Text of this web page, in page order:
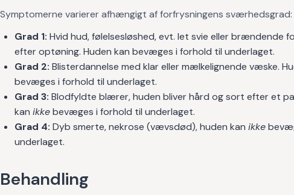
Symptomerne varierer afhængigt af forfrysningens sværhedsgrad:
Grad 1: Hvid hud, følelsesløshed, evt. let svie eller brændende
efter optøning. Huden kan bevæges i forhold til underlaget.
Grad 2: Blisterdannelse med klar eller mælkelignende væske.
bevæges i forhold til underlaget.
Grad 3: Blodfyldte blærer, huden bliver hård og sort efter et
kan ikkebevæges i forhold til underlaget.
Grad 4: Dyb smerte, nekrose (vævsdød), huden kan ikke
underlaget.
Behandling